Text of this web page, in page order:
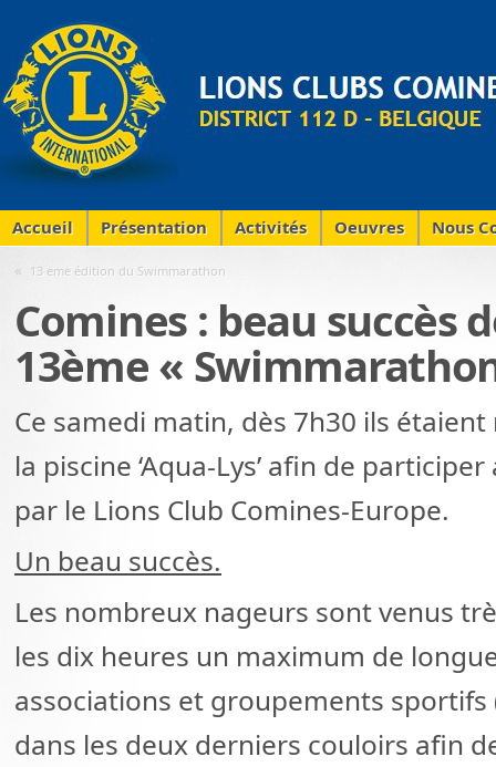
Accueil Présentation Activités Oeuvres Nous
« 13 eme édition du Swimmarathon
Comines : beau succès
13ème «
Ce samedi matin, dès 7h30 ils
la piscine ‘Aqua-Lys’ afin de
par le Lions Club Comines-Europe.
Un beau succès.
Les nombreux nageurs sont venus
les dix heures un maximum de
associations et groupements sportifs
dans les deux derniers couloirs afin